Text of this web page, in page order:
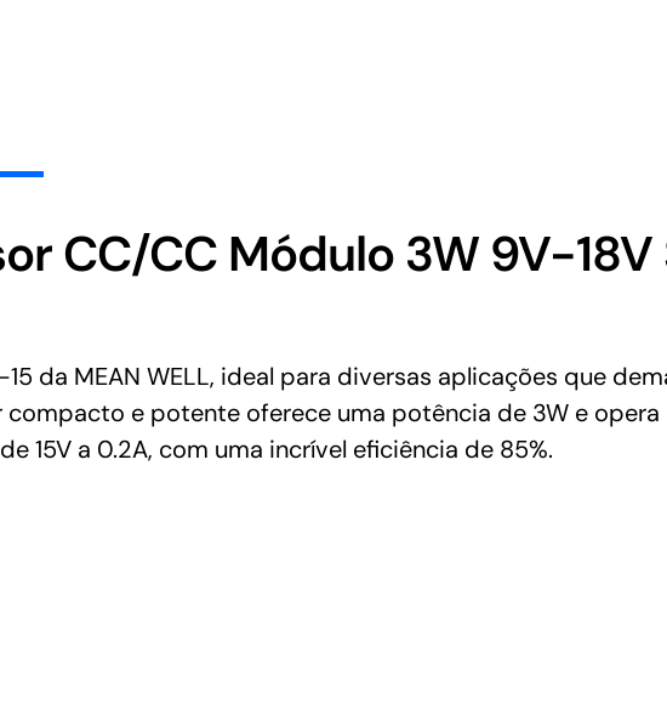
quantidade
CC/CC Módulo 3W 9V-18V
da MEAN WELL, ideal para diversas aplicações que
e potente oferece uma potência de 3W e
15V a 0.2A, com uma incrível eficiência de 85%.